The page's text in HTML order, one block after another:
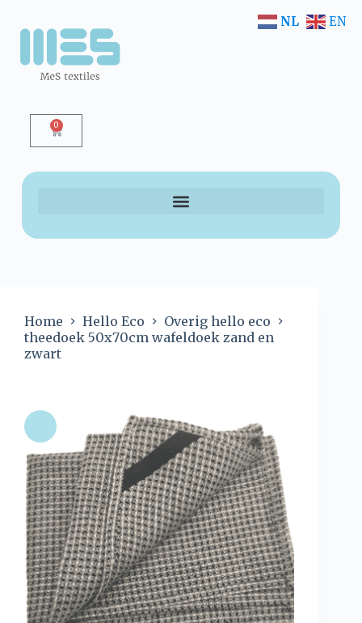
0
Home Hello Eco
Overig hello eco
theedoek 50x70cm wafeldoek zand en
zwart
NL EN